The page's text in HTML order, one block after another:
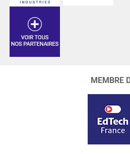
MEMBRE